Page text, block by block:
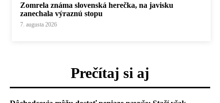
Zomrela známa slovenská herečka, na javisku
zanechala výraznú stopu
7. augusta 2026
Prečítaj si aj